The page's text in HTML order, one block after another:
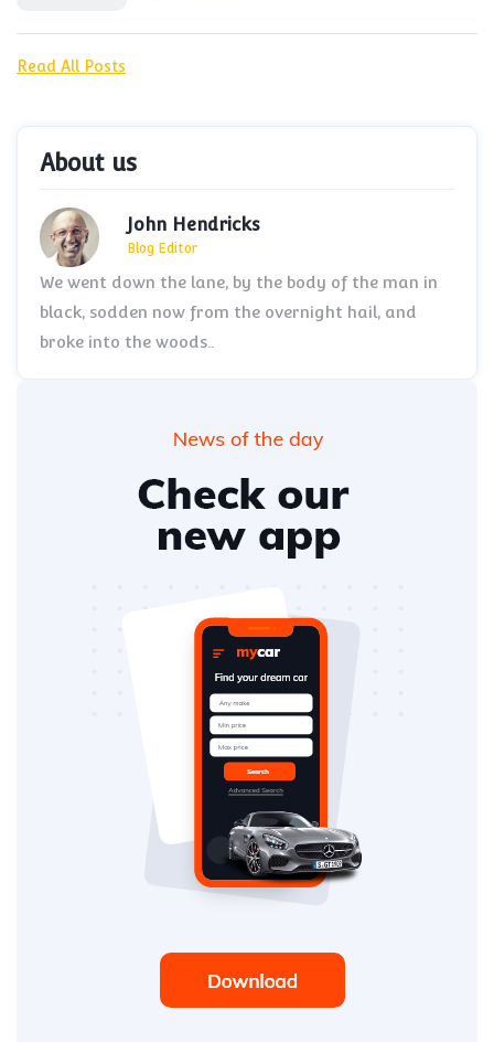
Read All Posts
About us
John Hendricks
Blog Editor
We went down the lane, by the body of the man in
black, sodden now from the overnight hail, and
broke into the woods..